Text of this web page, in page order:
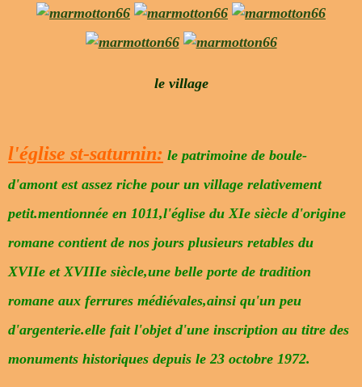
le village
l'église st-saturnin: le patrimoine de boule-
d'amont est assez riche pour un village relativement
petit.mentionnée en 1011,l'église du XIe siècle d'origine
romane contient de nos jours plusieurs retables du
XVIIe et XVIIIe siècle,une belle porte de tradition
romane aux ferrures médiévales,ainsi qu'un peu
d'argenterie.elle fait l'objet d'une inscription au titre des
monuments historiques depuis le 23 octobre 1972.